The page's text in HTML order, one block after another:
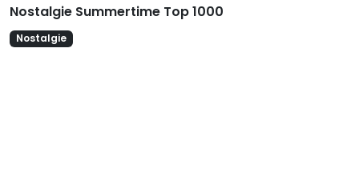
Nostalgie Summertime Top 1000
Nostalgie